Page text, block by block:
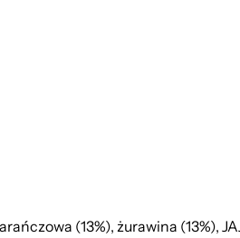
(13%), żurawina (13%),